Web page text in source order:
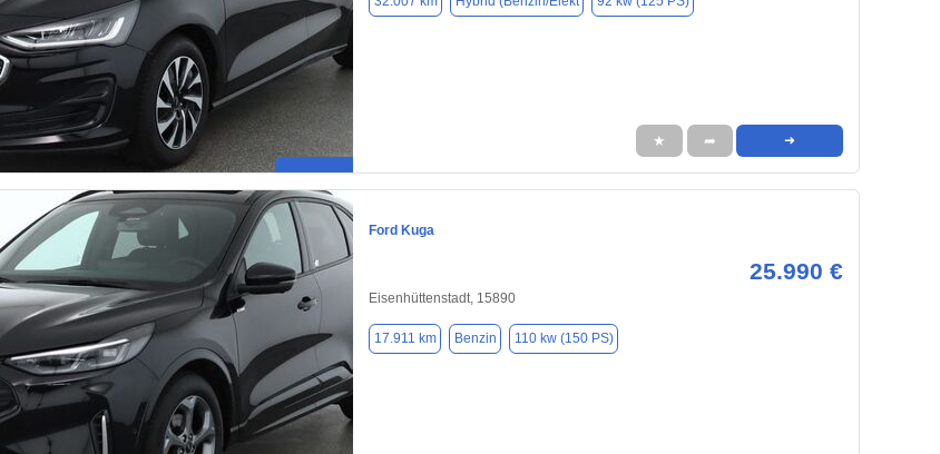
★ ➦ ➜
Ford Kuga
25.990 €
Eisenhüttenstadt, 15890
17.911 km Benzin 110 kw (150 PS)